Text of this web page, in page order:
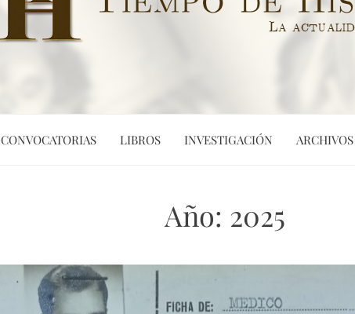
CONVOCATORIAS LIBROS INVESTIGACIÓN ARCHIVOS
Año: 2025